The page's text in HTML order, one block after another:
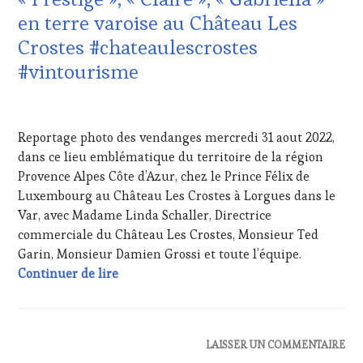
VAR
VIGNOBLES,
WINE
TASTING
VOUCHER,
WINE
TOURISM
WINE
TOURISM
TOUR
MOVIE,
WINETASTINGVOUCHER.COM
LA
HAUTE
GASTRONOMIE
FRANÇAISE,
GUEST
INVITATIONS
&
DÉGUSTATIONS,
WINE
TASTING,
PRESSE
ÉCRITE,
RADIO,
en terre varoise au Château Les
Crostes #chateaulescrostes
#vintourisme
2022
Reportage photo des vendanges mercredi 31 aout 2022,
dans ce lieu emblématique du territoire de la région
Provence Alpes Côte d’Azur, chez le Prince Félix de
Luxembourg au Château Les Crostes à Lorgues dans le
Var, avec Madame Linda Schaller, Directrice
commerciale du Château Les Crostes, Monsieur Ted
Garin, Monsieur Damien Grossi et toute l’équipe.
Continuer de lireVendanges pour les cuvées en 3 couleurs
LAISSER UN COMMENTAIRE